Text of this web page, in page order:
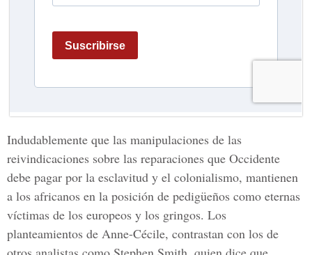
Indudablemente que las manipulaciones de las
reivindicaciones sobre las reparaciones que Occidente
debe pagar por la esclavitud y el colonialismo, mantienen
a los africanos en la posición de pedigüeños como eternas
víctimas de los europeos y los gringos. Los
planteamientos de Anne-Cécile, contrastan con los de